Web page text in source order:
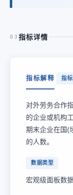
03 指标详情
指标解释 指
对外劳务合作
的企业或机构
期末企业在国(
的人数。
数据类型
宏观级面板数